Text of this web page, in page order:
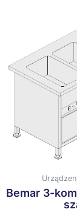
Bemar 3-